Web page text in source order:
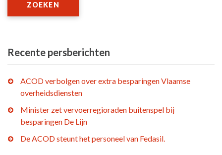
ZOEKEN
Recente persberichten
ACOD verbolgen over extra besparingen Vlaamse
overheidsdiensten
Minister zet vervoerregioraden buitenspel bij
besparingen De Lijn
De ACOD steunt het personeel van Fedasil.